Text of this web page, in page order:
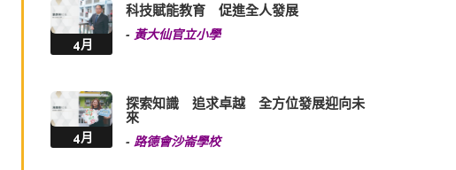
4月
科技賦能教育 促進全人發展
-黃大仙官立小學
4月
探索知識 追求卓越 全方位發展迎向未
來
-路德會沙崙學校